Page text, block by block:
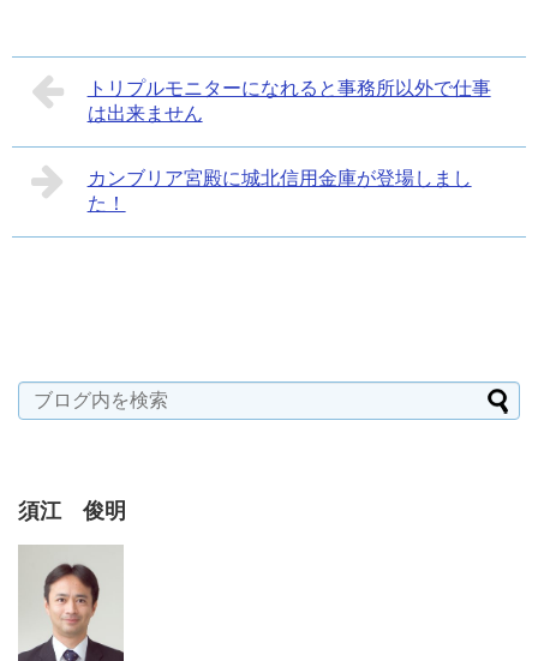
トリプルモニターになれると事務所以外で仕事
は出来ません
カンブリア宮殿に城北信用金庫が登場しまし
た！
須江 俊明